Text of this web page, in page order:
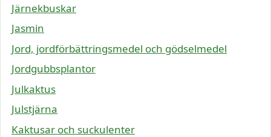
Järnekbuskar
Jasmin
Jord, jordförbättringsmedel och gödselmedel
Jordgubbsplantor
Julkaktus
Julstjärna
Kaktusar och suckulenter